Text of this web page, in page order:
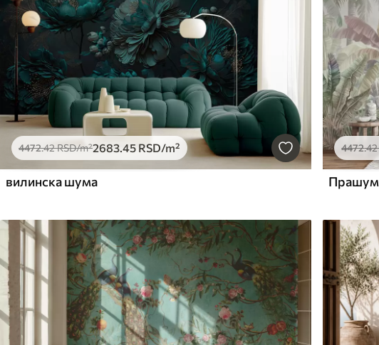
4472.42RSD/m²2683 .45 RSD/m²
вилинска шума
4472.42